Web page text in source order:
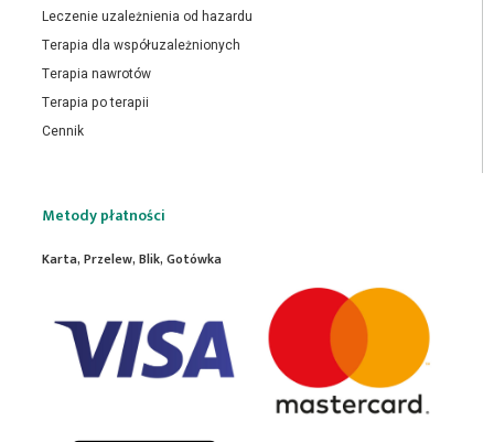
Leczenie uzależnienia od hazardu
Terapia dla współuzależnionych
Terapia nawrotów
Terapia po terapii
Cennik
Metody płatności
Karta, Przelew, Blik, Gotówka